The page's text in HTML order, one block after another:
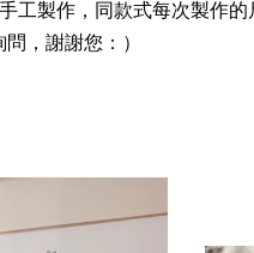
工製作，同款式每次製作
，謝謝您：）